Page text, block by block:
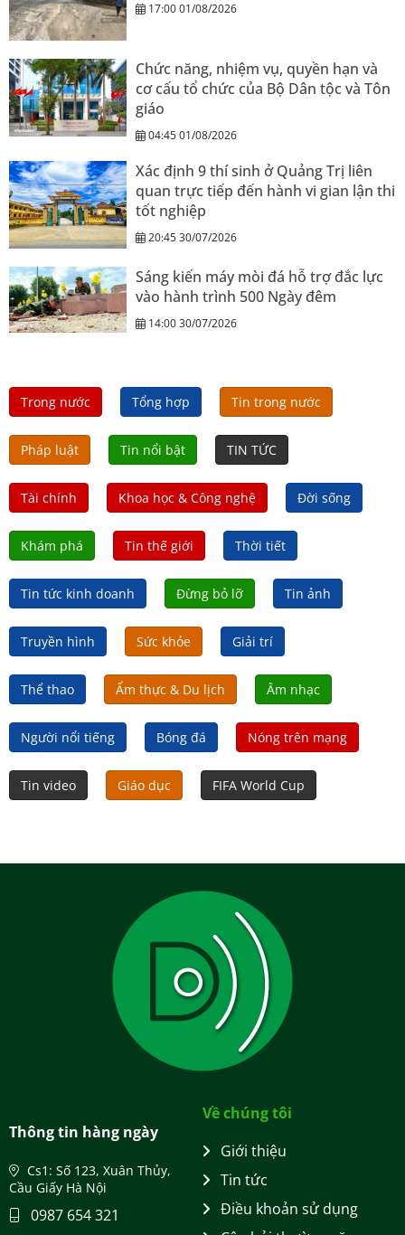
17:00 01/08/2026
Chức năng, nhiệm vụ, quyền hạn và
cơ cấu tổ chức của Bộ Dân tộc và Tôn
giáo
04:45 01/08/2026
Xác định 9 thí sinh ở Quảng Trị liên
quan trực tiếp đến hành vi gian lận thi
tốt nghiệp
20:45 30/07/2026
Sáng kiến máy mòi đá hỗ trợ đắc lực
vào hành trình 500 Ngày đêm
14:00 30/07/2026
Trong nước Tổng hợp Tin trong nước
Pháp luật Tin nổi bật TIN TỨC
Tài chính Khoa học & Công nghệ Đời sống
Khám phá Tin thế giới Thời tiết
Tin tức kinh doanh Đừng bỏ lỡ Tin ảnh
Truyền hình Sức khỏe Giải trí
Thể thao Ẩm thực & Du lịch Âm nhạc
Người nổi tiếng Bóng đá Nóng trên mạng
Tin video Giáo dục FIFA World Cup
Thông tin hàng ngày
Cs1: Số 123, Xuân Thủy,
Cầu Giấy Hà Nội
0987 654 321
Về chúng tôi
Giới thiệu
Tin tức
Điều khoản sử dụng